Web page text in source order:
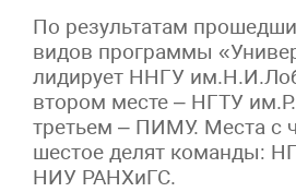
По результатам
видов программы
лидирует ННГУ
втором месте – НГТУ
третьем – ПИМУ. Места с
шестое делят команды:
НИУ РАНХиГС.